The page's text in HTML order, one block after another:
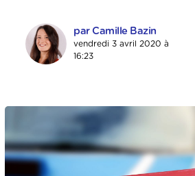
par Camille Bazin
vendredi 3 avril 2020 à
16:23